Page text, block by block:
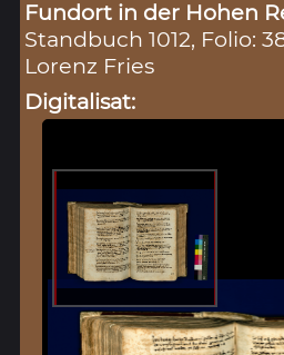
Fundort in der Hohen
Standbuch 1012, Folio:
Lorenz Fries
Digitalisat: